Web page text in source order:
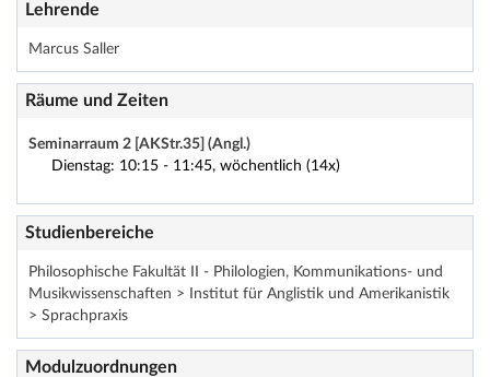
Lehrende
Marcus Saller
Räume und Zeiten
Seminarraum 2 [AKStr.35] (Angl.)
Dienstag: 10:15 - 11:45, wöchentlich (14x)
Studienbereiche
Philosophische Fakultät II - Philologien, Kommunikations- und
Musikwissenschaften > Institut für Anglistik und Amerikanistik
> Sprachpraxis
Modulzuordnungen